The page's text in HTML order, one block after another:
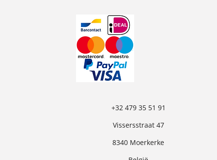
b
o
o
k
t
a
g
r
a
m
+32 479 35 51 91
Vissersstraat 47
8340 Moerkerke